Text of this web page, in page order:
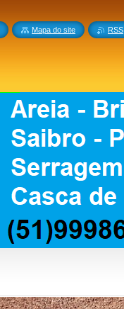
Mapa do site RSS